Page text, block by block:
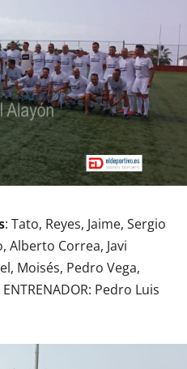
: Tato, Reyes, Jaime, Sergio
Alberto Correa, Javi
Moisés, Pedro Vega,
Pedro Luis